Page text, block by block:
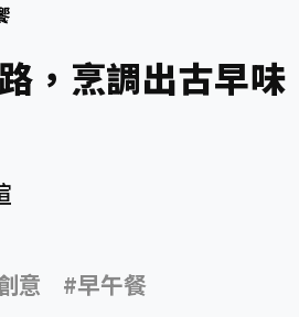
，烹調出古早味
意 #早午餐